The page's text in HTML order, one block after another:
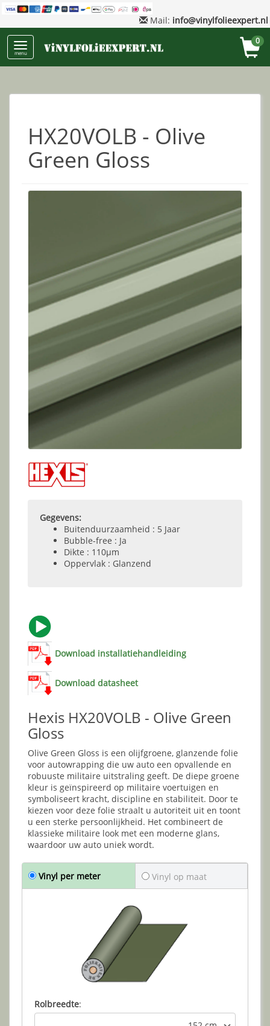
Mail: info@vinylfolieexpert.nl
menu
0
HX20VOLB - Olive
Green Gloss
Gegevens:
Buitenduurzaamheid : 5 Jaar
Bubble-free : Ja
Dikte : 110µm
Oppervlak : Glanzend
Download installatiehandleiding
Download datasheet
Hexis HX20VOLB - Olive Green
Gloss
Olive Green Gloss is een olijfgroene, glanzende folie
voor autowrapping die uw auto een opvallende en
robuuste militaire uitstraling geeft. De diepe groene
kleur is geïnspireerd op militaire voertuigen en
symboliseert kracht, discipline en stabiliteit. Door te
kiezen voor deze folie straalt u autoriteit uit en toont
u een sterke persoonlijkheid. Het combineert de
klassieke militaire look met een moderne glans,
waardoor uw auto uniek wordt.
Vinyl per meter Vinyl op maat
Rolbreedte: